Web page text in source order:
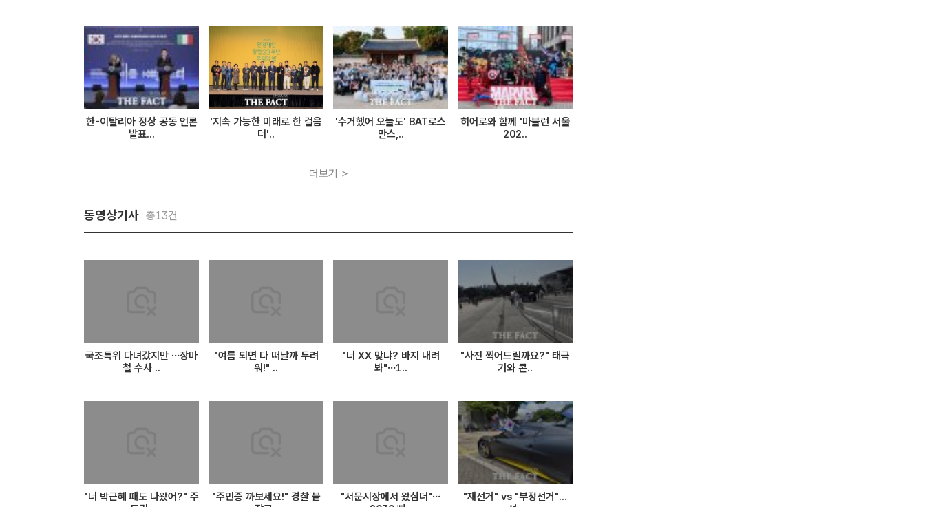
한-이탈리아 정상 공동 언론
발표...
'지속 가능한 미래로 한 걸음
더'..
'수거했어 오늘도' BAT로스
만스,..
히어로와 함께 '마블런 서울
202..
더보기 >
동영상기사 총13건
국조특위 다녀갔지만 …장마
철 수사 ..
"여름 되면 다 떠날까 두려
워!" ..
"너 XX 맞냐? 바지 내려
봐"…1..
"사진 찍어드릴까요?" 태극
기와 콘..
"너 박근혜 때도 나왔어?" 주
"주민증 까보세요!" 경찰 붙
"서문시장에서 왔심더"…
"재선거" vs "부정선거"...